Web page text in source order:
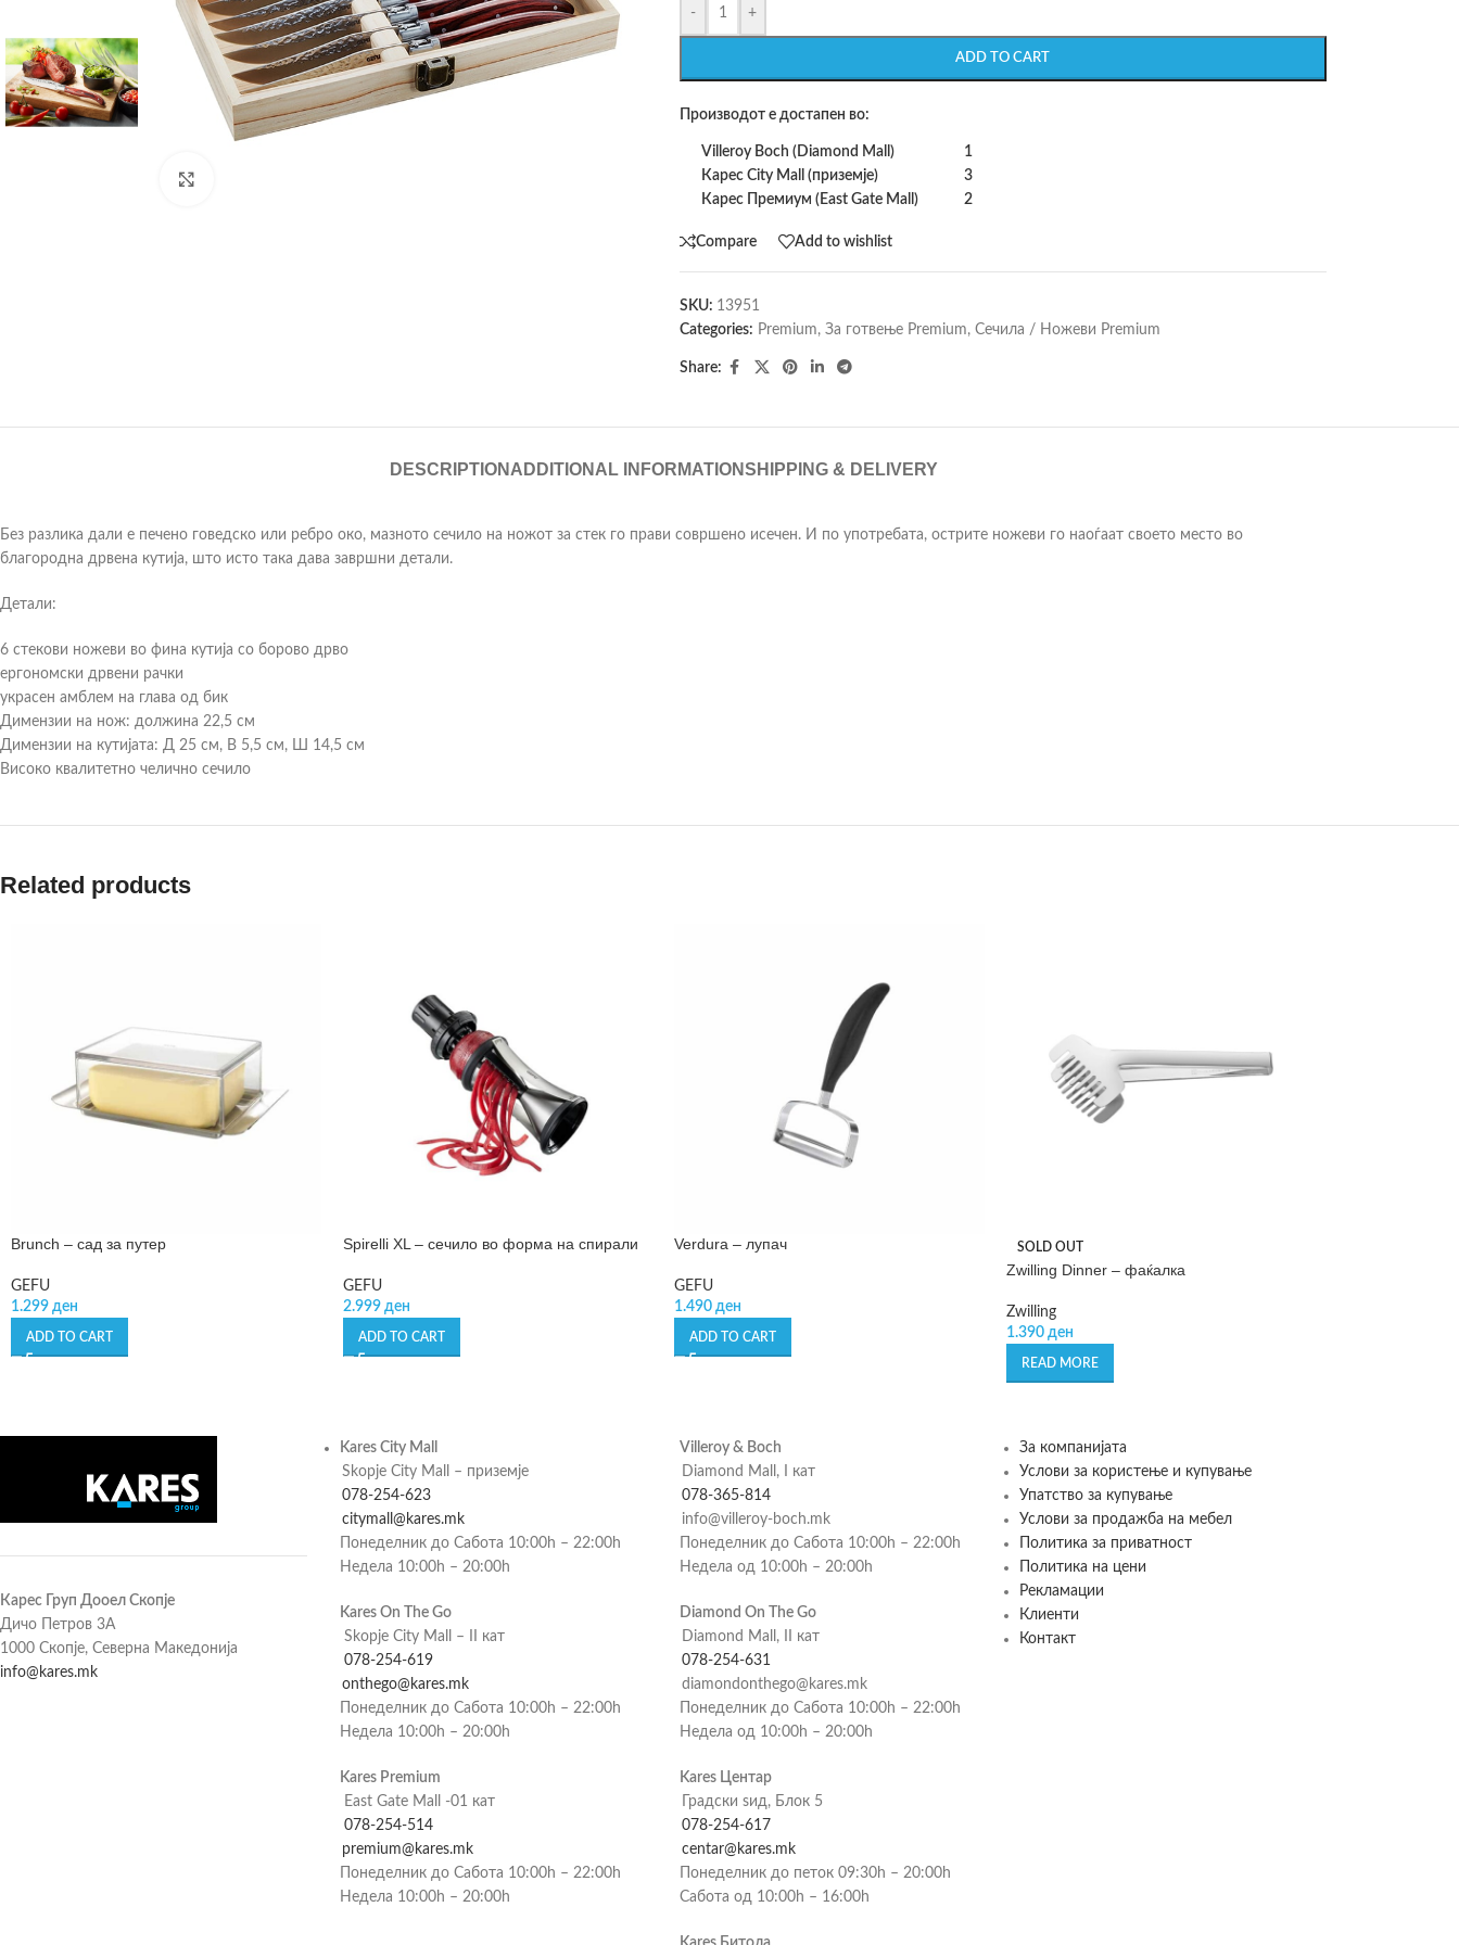
- +
ADD TO CART
Производот е достапен во:
Villeroy Boch (Diamond Mall)
1
Карес City Mall (приземје)
3
Карес Премиум (East Gate Mall)
2
Compare Add to wishlist
SKU: 13951
Categories: Premium, За готвење Premium, Сечила / Ножеви Premium
Share:
DESCRIPTION ADDITIONAL INFORMATIONSHIPPING & DELIVERY
Без разлика дали е печено говедско или ребро око, мазното сечило на ножот за стек го прави совршено исечен. И по употребата, острите ножеви го наоѓаат своето место во
благородна дрвена кутија, што исто така дава завршни детали.
Детали:
6 стекови ножеви во фина кутија со борово дрво
ергономски дрвени рачки
украсен амблем на глава од бик
Димензии на нож: должина 22,5 см
Димензии на кутијата: Д 25 см, В 5,5 см, Ш 14,5 см
Високо квалитетно челично сечило
Related products
Brunch – сад за путер
GEFU
1.299 ден
ADD TO CART
Spirelli XL – сечило во форма на спирали
GEFU
2.999 ден
ADD TO CART
Verdura – лупач
GEFU
1.490 ден
ADD TO CART
SOLD OUT
Zwilling Dinner – фаќалка
Zwilling
1.390 ден
READ MORE
Карес Груп Дооел Скопје
Дичо Петров 3А
1000 Скопје, Северна Македонија
info@kares.mk
Kares City Mall
Skopje City Mall – приземје
078-254-623
citymall@kares.mk
Понеделник до Сабота 10:00h – 22:00h
Недела 10:00h – 20:00h
Kares On The Go
Skopje City Mall – II кат
078-254-619
onthego@kares.mk
Понеделник до Сабота 10:00h – 22:00h
Недела 10:00h – 20:00h
Kares Premium
East Gate Mall -01 кат
078-254-514
premium@kares.mk
Понеделник до Сабота 10:00h – 22:00h
Недела 10:00h – 20:00h
Villeroy & Boch
Diamond Mall, I кат
078-365-814
info@villeroy-boch.mk
Понеделник до Сабота 10:00h – 22:00h
Недела од 10:00h – 20:00h
Diamond On The Go
Diamond Mall, II кат
078-254-631
diamondonthego@kares.mk
Понеделник до Сабота 10:00h – 22:00h
Недела од 10:00h – 20:00h
Kares Центар
Градски ѕид, Блок 5
078-254-617
centar@kares.mk
Понеделник до петок 09:30h – 20:00h
Сабота од 10:00h – 16:00h
За компанијата
Услови за користење и купување
Упатство за купување
Услови за продажба на мебел
Политика за приватност
Политика на цени
Рекламации
Клиенти
Контакт